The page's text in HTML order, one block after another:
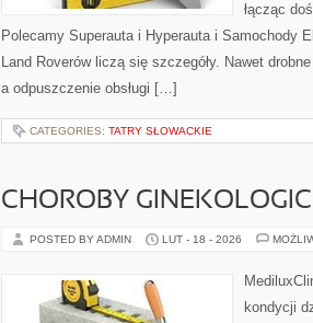
łącząc
Polecamy Superauta i Hyperauta i Samochody
Land Roverów liczą się szczegóły. Nawet
a odpuszczenie obsługi […]
CATEGORIES: TATRY SŁOWACKIE
CHOROBY
POSTED BY ADMIN LUT - 18 - 2026
kondycji